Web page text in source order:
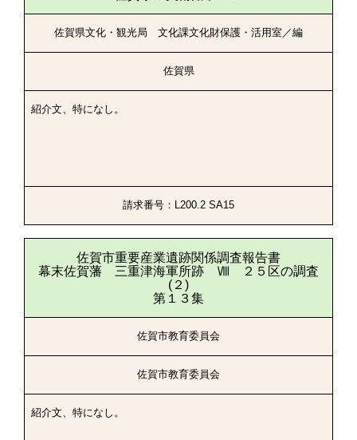
佐賀県文化・観光局 文化課文化財保護・活用室／編
佐賀県
紹介文、特になし。
請求番号：L200.2 SA15
佐賀市重要産業遺跡関係調査報告書
幕末佐賀藩 三重津海軍所跡 Ⅷ ２５区の調査
(２)
第１３集
佐賀市教育委員会
佐賀市教育委員会
紹介文、特になし。